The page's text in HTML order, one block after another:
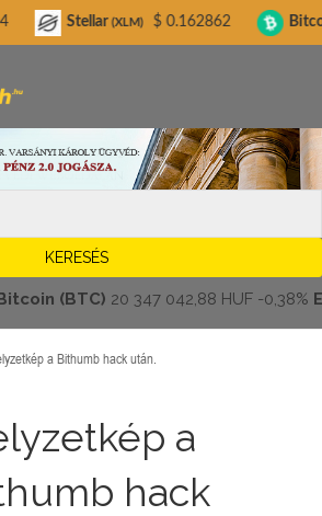
(BTC)20 347 042,88 HUF-0,38%
a Bithumb hack után.
a
hack
Stellar(XLM) $ 0.162862 Bitcoin Cash